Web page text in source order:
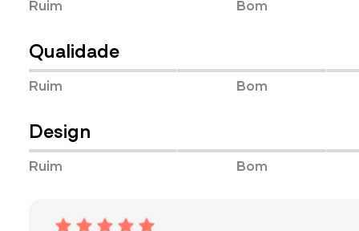
Ruim Bom
Qualidade
Ruim Bom
Design
Ruim Bom